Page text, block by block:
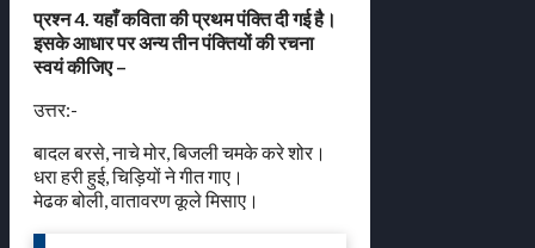
प्रश्न 4. यहाँ कविता की प्रथम पंक्ति दी गई है।
इसके आधार पर अन्य तीन पंक्तियों की रचना
स्वयं कीजिए –
उत्तर:-
बादल बरसे, नाचे मोर, बिजली चमके करे शोर।
धरा हरी हुई, चिड़ियों ने गीत गाए।
मेढक बोली, वातावरण कूले मिसाए।